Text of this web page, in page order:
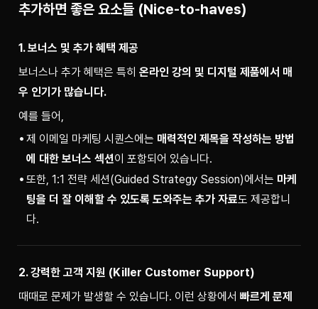
추가하면 좋은 요소들 (Nice-to-haves)
1. 보너스 및 추가 혜택 제공
보너스나 추가 혜택은 특히 온라인 강의 및 디지털 제품에서 매
우 인기가 많습니다.
예를 들어,
제 이메일 마케팅 시퀀스에는 매력적인 제목을 작성하는 방법
에 대한 보너스 섹션이 포함되어 있습니다.
또한, 1:1 전략 세션(Guided Strategy Session)에서는 마케
팅을 더 잘 이해할 수 있도록 도와주는 추가 자료도 제공합니
다.
2. 강력한 고객 지원 (Killer Customer Support)
때때로 문제가 발생할 수 있습니다. 이런 상황에서 빠르게 문제